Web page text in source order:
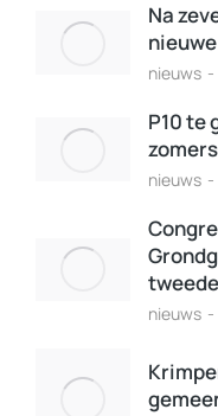
Na
nieuws
P10 te
nieuws
nieuws